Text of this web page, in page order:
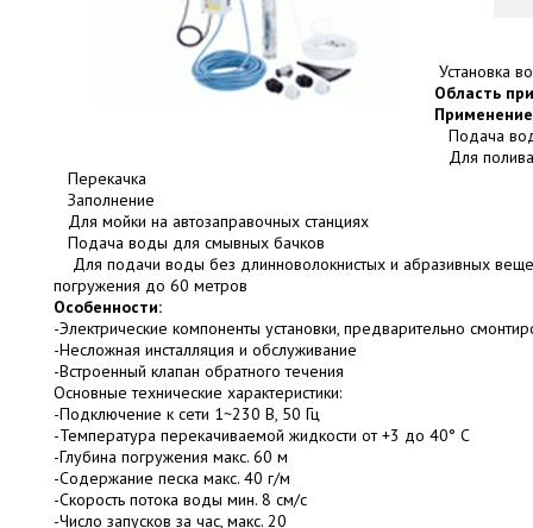
Установка
Область
Подача
Для
Перекачка
Заполнение
Для мойки на автозаправочных станциях
Подача воды для смывных бачков
Для подачи воды без длинноволокнистых и абразивных
погружения до 60 метров
Особенности:
-Электрические компоненты установки, предварительно
-Несложная инсталляция и обслуживание
-Встроенный клапан обратного течения
Основные технические характеристики:
-Подключение к сети 1~230 В, 50 Гц
-Температура перекачиваемой жидкости от +3 до 40° C
-Глубина погружения макс. 60 м
-Содержание песка макс. 40 г/м
-Скорость потока воды мин. 8 см/с
-Число запусков за час, макс. 20